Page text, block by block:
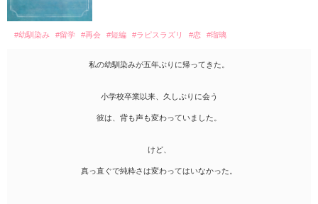
#幼馴染み #留学 #再会 #短編 #ラピスラズリ #恋 #瑠璃
私の幼馴染みが五年ぶりに帰ってきた。
小学校卒業以来、久しぶりに会う
彼は、背も声も変わっていました。
けど、
真っ直ぐで純粋さは変わってはいなかった。